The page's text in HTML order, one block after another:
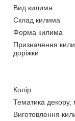
Вид килима
Склад килима
Форма килима
Призначення
доріжки
Колір
Тематика декору,
Виготовлення